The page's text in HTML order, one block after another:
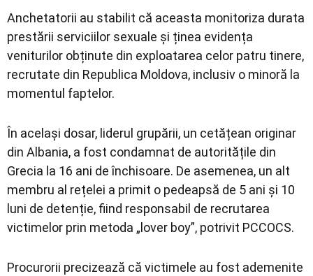
Anchetatorii au stabilit că aceasta monitoriza durata
prestării serviciilor sexuale și ținea evidența
veniturilor obținute din exploatarea celor patru tinere,
recrutate din Republica Moldova, inclusiv o minoră la
momentul faptelor.
În același dosar, liderul grupării, un cetățean originar
din Albania, a fost condamnat de autoritățile din
Grecia la 16 ani de închisoare. De asemenea, un alt
membru al rețelei a primit o pedeapsă de 5 ani și 10
luni de detenție, fiind responsabil de recrutarea
victimelor prin metoda „lover boy”, potrivit PCCOCS.
Procurorii precizează că victimele au fost ademenite